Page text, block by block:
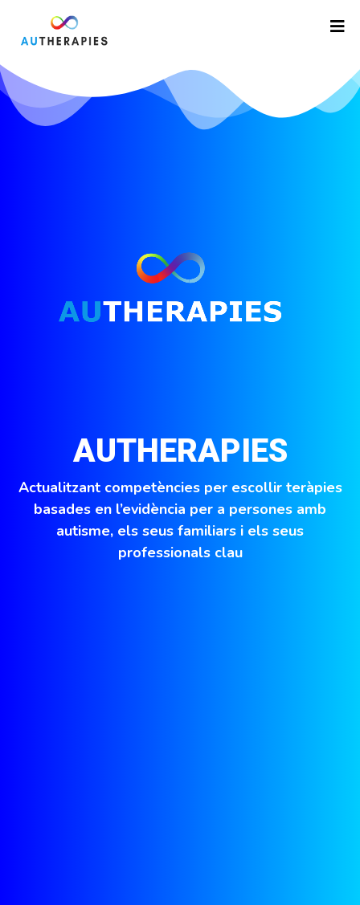
AUTHERAPIES
Actualitzant competències per escollir teràpies
basades en l’evidència per a persones amb
autisme, els seus familiars i els seus
professionals clau